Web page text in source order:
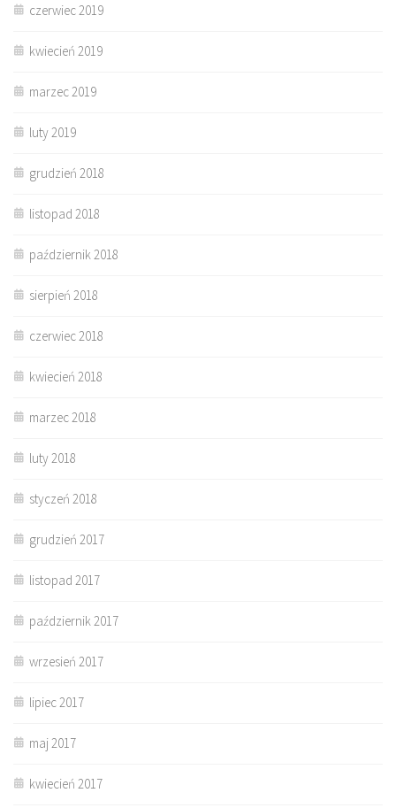
czerwiec 2019
kwiecień 2019
marzec 2019
luty 2019
grudzień 2018
listopad 2018
październik 2018
sierpień 2018
czerwiec 2018
kwiecień 2018
marzec 2018
luty 2018
styczeń 2018
grudzień 2017
listopad 2017
październik 2017
wrzesień 2017
lipiec 2017
maj 2017
kwiecień 2017